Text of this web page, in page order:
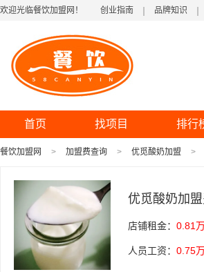
欢迎光临餐饮加盟网！ 创业指南 品牌知识
首页 找项目 排行
餐饮加盟网 加盟费查询 优觅酸奶加盟
优觅酸奶加盟
店铺租金： 0.81
人员工资： 0.75